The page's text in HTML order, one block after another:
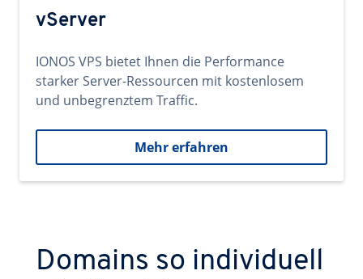
vServer
IONOS VPS bietet Ihnen die Performance
starker Server-Ressourcen mit kostenlosem
und unbegrenztem Traffic.
Mehr erfahren
Domains so individuell